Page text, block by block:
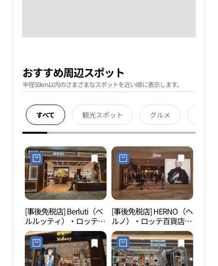
おすすめ周辺スポット
半径50km以内のさまざまなスポットを近い順に表示します。
すべて 観光スポット グルメ
[事後免税店] Berluti（ベ
ルルッティ）・ロッテ百
貨店チャムシル（蚕室）
AVENUEL（アヴェニュ
エル）店(벨루티 롯데백
화점 잠실 에비뉴엘점)
[事後免税店] HERNO（ヘ
ルノ）・ロッテ百貨店
AVENUEL（アヴェニュ
エル）チャムシル（蚕
室）店(에르노 롯데백화
점 에비뉴엘 잠실점)